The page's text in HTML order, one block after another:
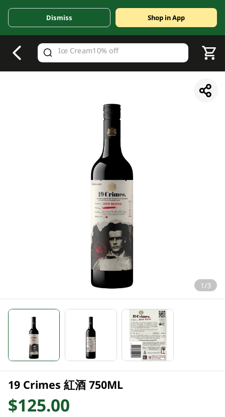
Valid Until 30 June 2026
Dismiss Shop in App
1/3
19 Crimes 紅酒 750ML
$125.00